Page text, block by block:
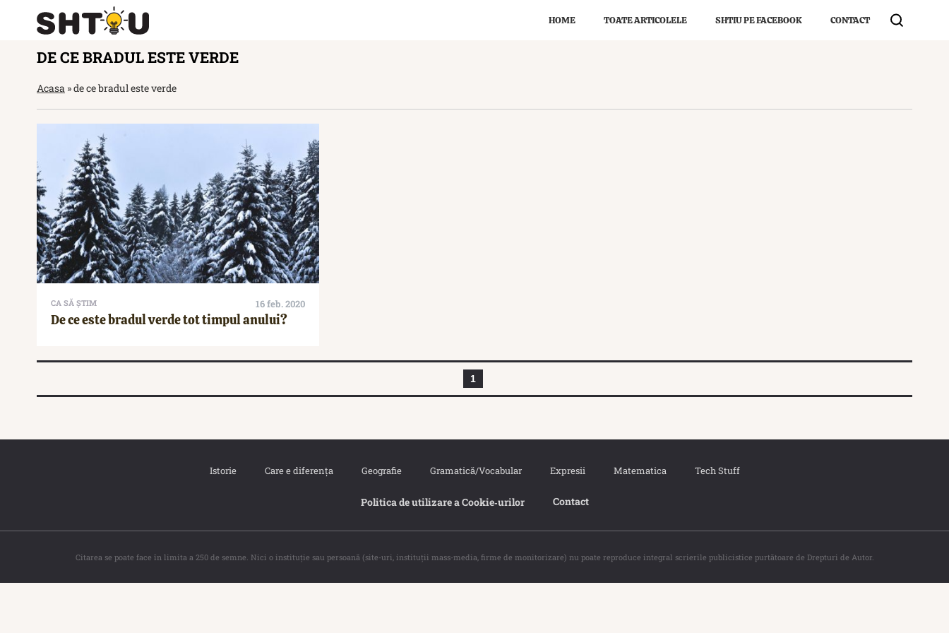
HOME TOATE ARTICOLELE SHTIU PE FACEBOOK CONTACT
DE CE BRADUL ESTE VERDE
Acasa »de ce bradul este verde
CA SĂ ȘTIM 16 feb. 2020
De ce este bradul verde tot timpul anului?
1
Istorie Care e diferența Geografie Gramatică/Vocabular Expresii Matematica Tech Stuff
Politica de utilizare a Cookie‐urilor Contact
Citarea se poate face în limita a 250 de semne. Nici o instituţie sau persoană (site-uri, instituţii mass-media, firme de monitorizare) nu poate reproduce integral scrierile publicistice purtătoare de Drepturi de Autor.